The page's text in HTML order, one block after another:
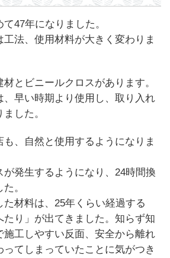
47年になりました。
法、使用材料が大きく変わりま
とビニールクロスがあります。
、早い時期より使用し、取り入れ
した。
、自然と使用するようになりま
が発生するようになり、24時間換
。
た材料は、25年くらい経過する
たり」が出てきました。知らず知
施工しやすい反面、安全から離れ
てしまっていたことに気がつき